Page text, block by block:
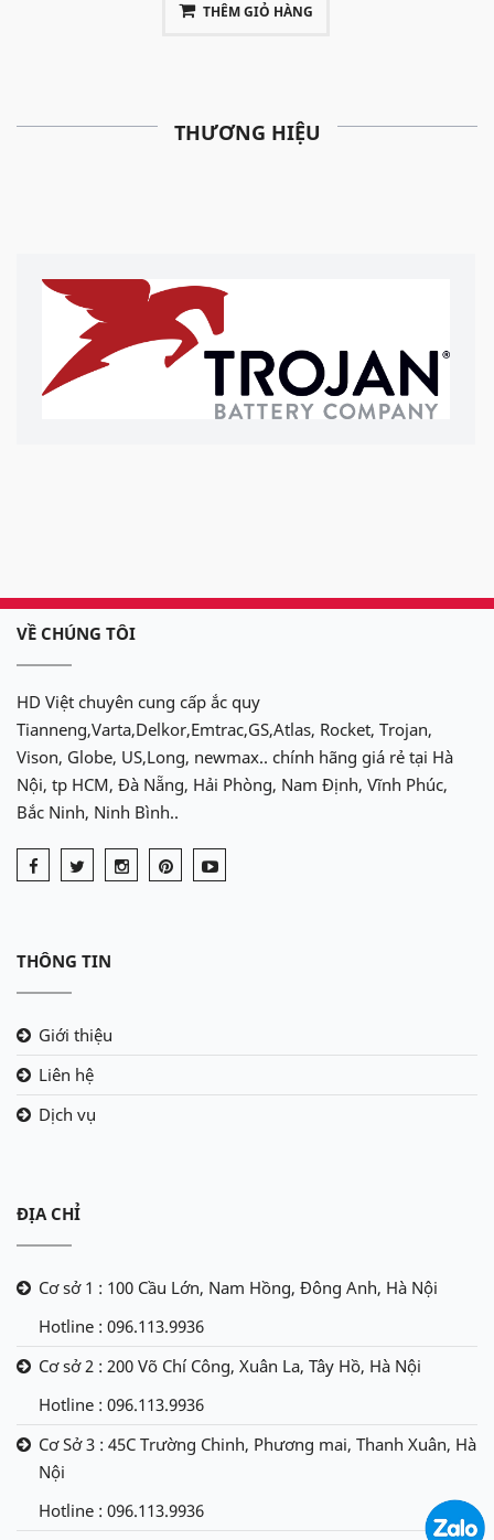
THÊM GIỎ HÀNG
THƯƠNG HIỆU
VỀ CHÚNG TÔI
HD Việt chuyên cung cấp ắc quy
Tianneng,Varta,Delkor,Emtrac,GS,Atlas, Rocket, Trojan,
Vison, Globe, US,Long, newmax.. chính hãng giá rẻ tại Hà
Nội, tp HCM, Đà Nẵng, Hải Phòng, Nam Định, Vĩnh Phúc,
Bắc Ninh, Ninh Bình..
THÔNG TIN
Giới thiệu
Liên hệ
Dịch vụ
ĐỊA CHỈ
Cơ sở 1 : 100 Cầu Lớn, Nam Hồng, Đông Anh, Hà Nội
Hotline : 096.113.9936
Cơ sở 2 : 200 Võ Chí Công, Xuân La, Tây Hồ, Hà Nội
Hotline : 096.113.9936
Cơ Sở 3 : 45C Trường Chinh, Phương mai, Thanh Xuân, Hà
Nội
Hotline : 096.113.9936